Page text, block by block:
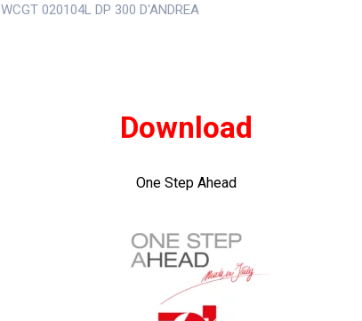
020104L DP 300 D'ANDREA
Download
One Step Ahead